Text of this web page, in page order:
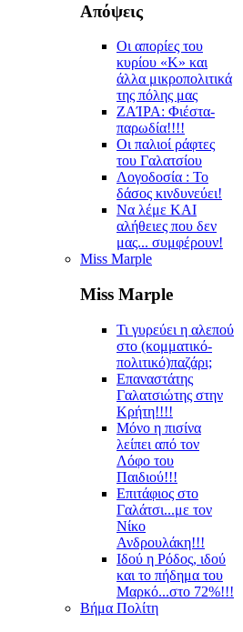
Απόψεις
Οι απορίες του
κυρίου «Κ» και
άλλα μικροπολιτικά
της πόλης μας
ZAΊΡΑ: Φιέστα-
παρωδία!!!!
Οι παλιοί ράφτες
του Γαλατσίου
Λογοδοσία : Το
δάσος κινδυνεύει!
Να λέμε ΚΑΙ
αλήθειες που δεν
μας... συμφέρουν!
Miss Marple
Miss Marple
Τι γυρεύει η αλεπού
στο (κομματικό-
πολιτικό)παζάρι;
Επαναστάτης
Γαλατσιώτης στην
Κρήτη!!!!
Μόνο η πισίνα
λείπει από τον
Λόφο του
Παιδιού!!!
Επιτάφιος στο
Γαλάτσι...με τον
Νίκο
Ανδρουλάκη!!!
Ιδού η Ρόδος, ιδού
και το πήδημα του
Μαρκό...στο 72%!!!
Βήμα Πολίτη